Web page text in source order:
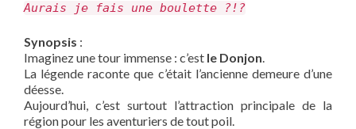
Aurais je fais une boulette ?!?
Synopsis :
Imaginez une tour immense : c’est le Donjon.
La légende raconte que c’était l’ancienne demeure d’une
déesse.
Aujourd’hui, c’est surtout l’attraction principale de la
région pour les aventuriers de tout poil.